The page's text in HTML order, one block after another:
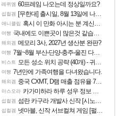
레퀴엠 60프레임 나오는데 정상일까요?
섭컬겜 [무한대] 출시일, 8월 13일에 나오나
애니클립 혹시 이 만화 아시는 분 계신가요
여행 국내에도 이쁜곳이 많은것 같습니다
해외겜 메모리 3사, 2027년 생산분 완판?
여행 7월~8월 부산-단양-충주-울진 다녀왔어요~
비스트 모든 성소 위치 공략 (40개) - 귀환한 영혼 도전과제
여행 7년만에 가족여행을 다녀왔습니다.
해외겜 중국 CXMT, D램 매출 점유율 7%…글로벌 4위로 부상
아스오라 카가미하라 하루 성우 정보 및 주요 필모
섭컬겜 섬란 카구라 개발사 신작 [시노비 넥서스] 연내 출시 예정
섭컬겜 넷마블, 신작 서브컬쳐 게임 [펄 인 블루] 티저 사이트 오픈